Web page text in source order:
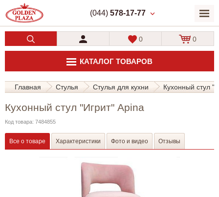
(044) 578-17-77
КАТАЛОГ ТОВАРОВ
0 0
Главная Стулья Стулья для кухни Кухонный стул
Кухонный стул "Игрит" Apina
Код товара: 7484855
Все о товаре Характеристики Фото и видео Отзывы